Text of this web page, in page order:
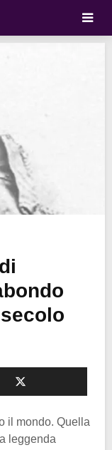
il mondo. Quella
leggenda